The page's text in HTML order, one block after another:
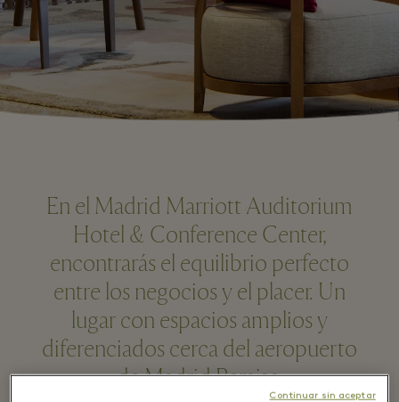
En el Madrid Marriott Auditorium
Hotel & Conference Center,
encontrarás el equilibrio perfecto
entre los negocios y el placer. Un
lugar con espacios amplios y
diferenciados cerca del aeropuerto
de Madrid Barajas.
Continuar sin aceptar